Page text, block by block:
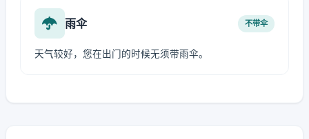
雨伞 不带伞
天气较好，您在出门的时候无须带雨伞。